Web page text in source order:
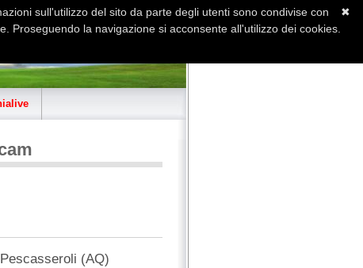
(AQ)
✖
sull'utilizzo del sito da parte degli utenti sono condivise con
Proseguendo la navigazione si acconsente all'utilizzo dei cookies.